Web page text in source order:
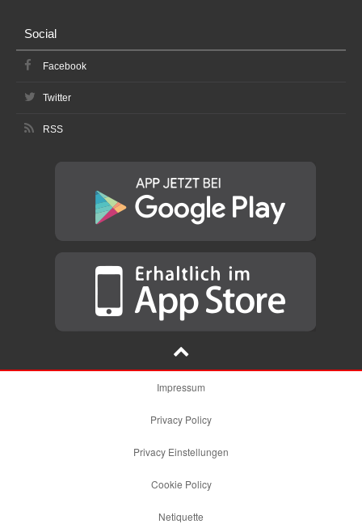
Social
Facebook
Twitter
RSS
Impressum
Privacy Policy
Privacy Einstellungen
Cookie Policy
Netiquette